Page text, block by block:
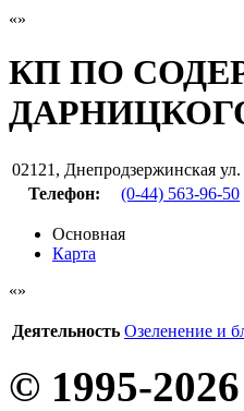
КП ПО
02121 , Днепродзержинская
Телефон:
(0-44) 563-96-50
Основная
Карта
Деятельность Озеленение и
© 1995-